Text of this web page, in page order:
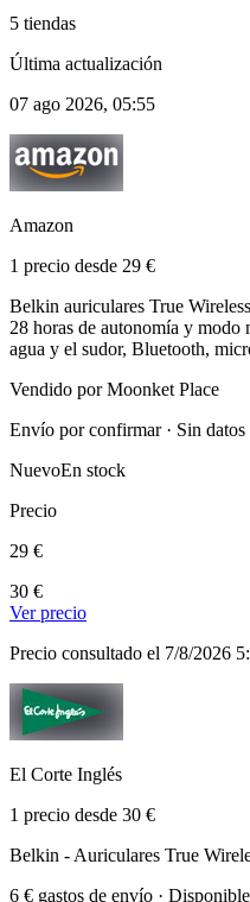
5 tiendas
Última actualización
07 ago 2026, 05:55
Amazon
1 precio desde 29 €
Belkin auriculares True
28 horas de autonomía y
agua y el sudor, Bluetooth,
Vendido por Moonket Place
Envío por confirmar · Sin datos
NuevoEn stock
Precio
29 €
30 €
Ver precio
Precio consultado el 7/8/2026
El Corte Inglés
1 precio desde 30 €
Belkin - Auriculares True
6 € gastos de envío ·